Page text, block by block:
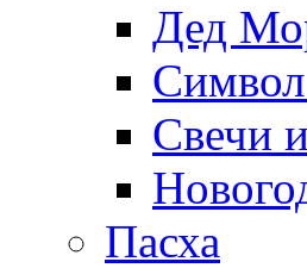
Дед
Символ
Свечи
Пасха